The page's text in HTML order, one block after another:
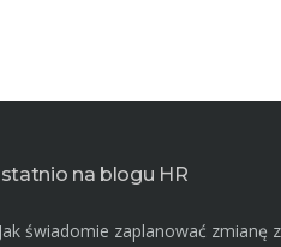
na blogu HR
Jak świadomie zaplanować zmianę